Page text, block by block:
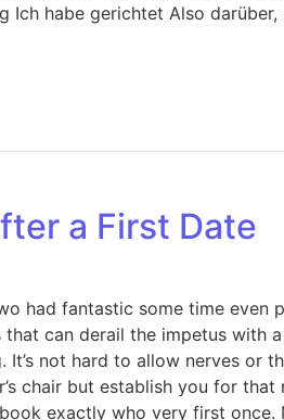
habe gerichtet Also
a First Date
had fantastic some time
can derail the impetus
not hard to allow nerves or
chair but establish you for
exactly who very first